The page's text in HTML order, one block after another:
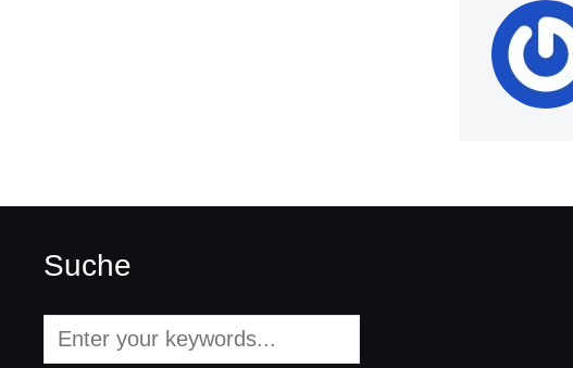
Suche